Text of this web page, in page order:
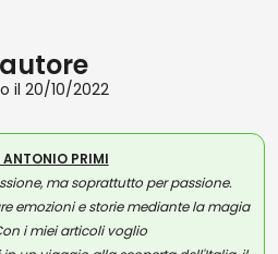
il 20/10/2022
PRIMI
ma soprattutto per passione.
emozioni e storie mediante la magia
i miei articoli voglio